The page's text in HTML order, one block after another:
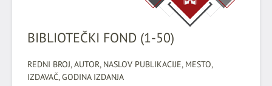
BIBLIOTEČKI FOND (1-50)
REDNI BROJ, AUTOR, NASLOV PUBLIKACIJE, MESTO,
IZDAVAČ, GODINA IZDANJA